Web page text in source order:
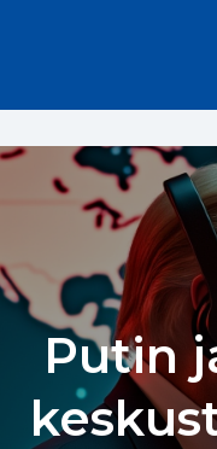
Putin